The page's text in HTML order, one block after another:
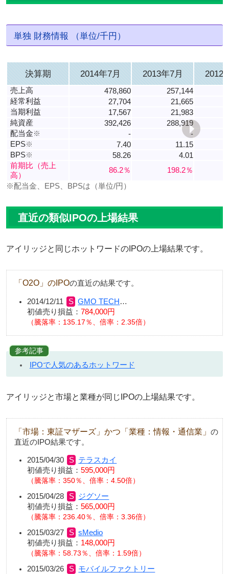
単独 財務情報 （単位/千円）
決算期 2014年7月 2013年7月 2012
売上高 478,860
257,144
経常利益
27,704
21,665
当期利益
17,567
21,983
純資産
392,426
288,919
配当金※ -
-
EPS※ 7.40
11.15
BPS※ 58.26 4.01
前期比（売上
高）
86.2％
198.2％
※配当金、EPS、BPSは（単位/円）
直近の類似IPOの上場結果
アイリッジと同じホットワードのIPOの上場結果です。
「O2O」のIPOの直近の結果です。
2014/12/11 GMO TECH …
初値売り損益： 784,000円
（騰落率：135.17％、倍率：2.35倍）
参考記事
IPOで人気のあるホットワード
アイリッジと市場と業種が同じIPOの上場結果です。
「市場：東証マザーズ」かつ「業種：情報・通信業」 の
直近のIPO結果です。
2015/04/30
テラスカイ
初値売り損益： 595,000円
騰落率：350％、倍率：4.50倍
2015/04/28
ジグソー
初値売り損益： 565,000円
騰落率：236.40％、倍率：3.36倍
2015/03/27
sMedio
初値売り損益： 148,000円
騰落率：58.73％、倍率：1.59倍
2015/03/26
モバイルファクトリー